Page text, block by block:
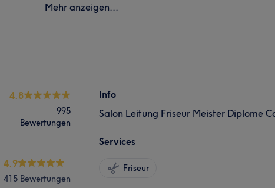
Mehr anzeigen...
4.8
995
Bewertungen
4.9
415 Bewertungen
Info
Salon Leitung Friseur Meister Diplome
Services
Friseur